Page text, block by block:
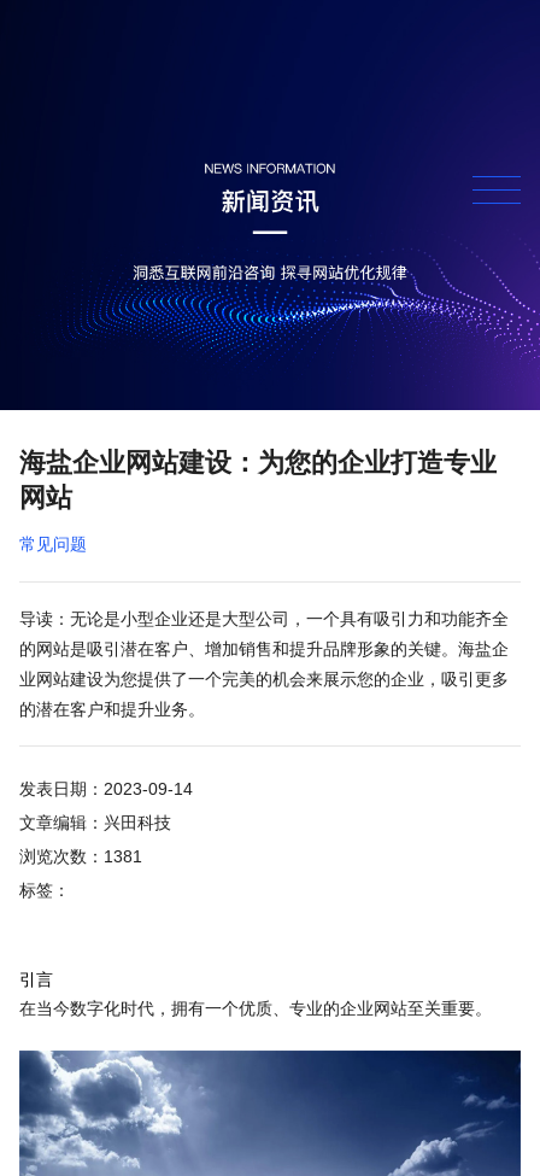
海盐企业网站建设：为您的企业打造专业
网站
常见问题
导读：无论是小型企业还是大型公司，一个具有吸引力和功能齐全
的网站是吸引潜在客户、增加销售和提升品牌形象的关键。海盐企
业网站建设为您提供了一个完美的机会来展示您的企业，吸引更多
的潜在客户和提升业务。
发表日期：2023-09-14
文章编辑：兴田科技
浏览次数：1381
标签：
引言
在当今数字化时代，拥有一个优质、专业的企业网站至关重要。